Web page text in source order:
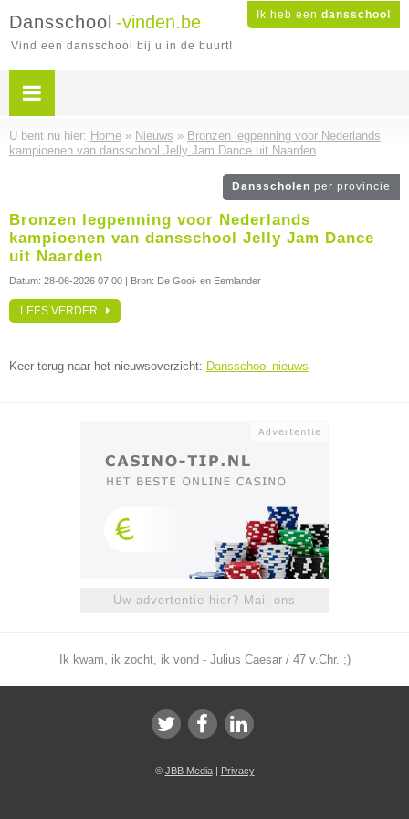
Ik heb een dansschool
Dansschool -vinden.be
Vind een dansschool bij u in de buurt!
U bent nu hier: Home » Nieuws » Bronzen legpenning voor Nederlands
kampioenen van dansschool Jelly Jam Dance uit Naarden
Dansscholen per provincie
Bronzen legpenning voor Nederlands
kampioenen van dansschool Jelly Jam Dance
uit Naarden
Datum: 28-06-2026 07:00 | Bron: De Gooi- en Eemlander
LEES VERDER
Keer terug naar het nieuwsoverzicht: Dansschool nieuws
Uw advertentie hier? Mail ons
Ik kwam, ik zocht, ik vond - Julius Caesar / 47 v.Chr. ;)
© JBB Media| Privacy